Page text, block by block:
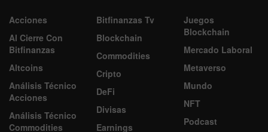
De Interes:
Acciones
Al Cierre Con
Bitfinanzas Tv
Blockchain
Juegos
Blockchain